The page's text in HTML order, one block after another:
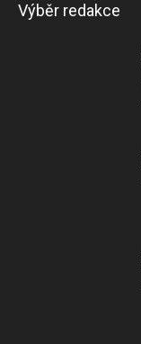
Výběr redakce